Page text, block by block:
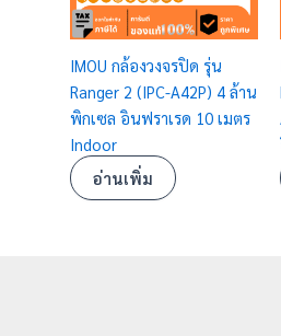
IMOU กล้องวงจรปิด รุ่น
Ranger 2 (IPC-A42P) 4 ล้าน
พิกเซล อินฟราเรด 10 เมตร
Indoor
อ่านเพิ่ม